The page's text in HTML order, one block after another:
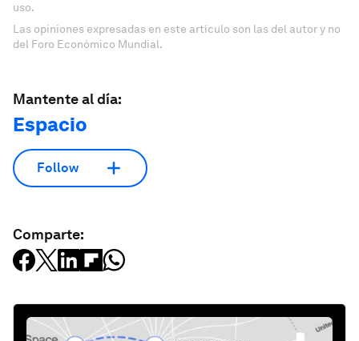
uso.
Las opiniones expresadas en este artículo son las del autor y no
del Foro Económico Mundial.
Mantente al día:
Espacio
Follow
Comparte: